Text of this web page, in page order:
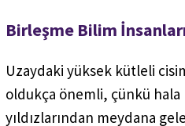
Birleşme Bilim
Uzaydaki yüksek kütleli
oldukça önemli, çünkü
yıldızlarından meydana